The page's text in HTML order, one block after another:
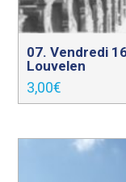
07. Vendredi
Louvelen
3,00€